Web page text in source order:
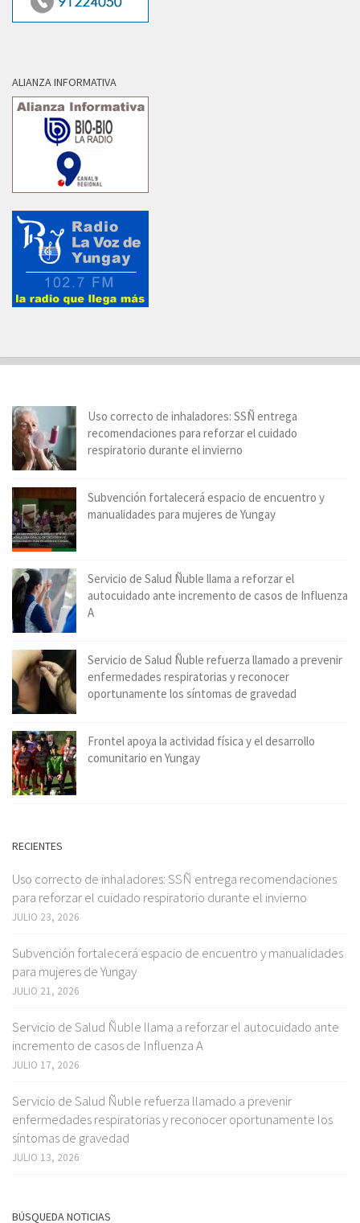
ALIANZA INFORMATIVA
Uso correcto de inhaladores: SSÑ entrega
recomendaciones para reforzar el cuidado
respiratorio durante el invierno
Subvención fortalecerá espacio de encuentro y
manualidades para mujeres de Yungay
Servicio de Salud Ñuble llama a reforzar el
autocuidado ante incremento de casos de Influenza
A
Servicio de Salud Ñuble refuerza llamado a prevenir
enfermedades respiratorias y reconocer
oportunamente los síntomas de gravedad
Frontel apoya la actividad física y el desarrollo
comunitario en Yungay
RECIENTES
Uso correcto de inhaladores: SSÑ entrega recomendaciones
para reforzar el cuidado respiratorio durante el invierno
JULIO 23, 2026
Subvención fortalecerá espacio de encuentro y manualidades
para mujeres de Yungay
JULIO 21, 2026
Servicio de Salud Ñuble llama a reforzar el autocuidado ante
incremento de casos de Influenza A
JULIO 17, 2026
Servicio de Salud Ñuble refuerza llamado a prevenir
enfermedades respiratorias y reconocer oportunamente los
síntomas de gravedad
JULIO 13, 2026
BÚSQUEDA NOTICIAS